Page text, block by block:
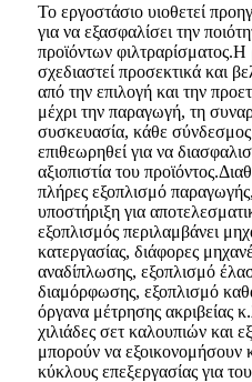
Το εργοστάσιο υιοθετεί
για να εξασφαλίσει την
προϊόντων φιλτραρίσματος.Η
σχεδιαστεί προσεκτικά και
από την επιλογή και την
μέχρι την παραγωγή, τη
συσκευασία, κάθε σύνδεσμος
επιθεωρηθεί για να
αξιοπιστία του
πλήρες εξοπλισμό
υποστήριξη για
εξοπλισμός περιλαμβάνει
κατεργασίας, διάφορες
αναδίπλωσης, εξοπλισμό
διαμόρφωσης, εξοπλισμό
όργανα μέτρησης ακριβείας
χιλιάδες σετ καλουπιών και
μπορούν να εξοικονομήσουν
κύκλους επεξεργασίας για